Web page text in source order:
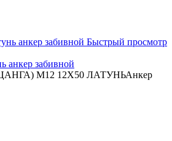
Быстрый просмотр
анкер забивной
М12 12Х50 ЛАТУНЬАнкер